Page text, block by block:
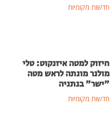
חדשות מקומיות
חיזוק למטה איזנקוט: טלי
מולנר מונתה לראש מטה
"ישר" בנתניה
חדשות מקומיות